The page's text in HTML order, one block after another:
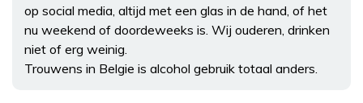
op social media, altijd met een glas in de hand, of het
nu weekend of doordeweeks is. Wij ouderen, drinken
niet of erg weinig.
Trouwens in Belgie is alcohol gebruik totaal anders.